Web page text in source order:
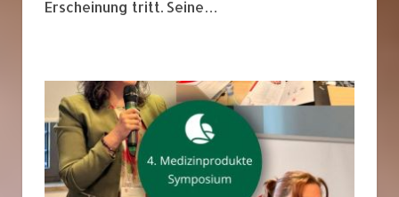
Erscheinung tritt. Seine…